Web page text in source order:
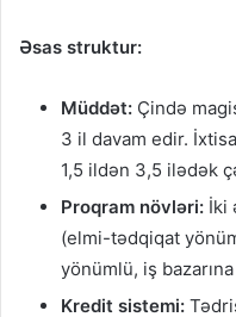
Əsas struktur:
Müddət: Çində
3 il davam edir.
1,5 ildən 3,5 ilədək
Proqram növləri: İki
(elmi-tədqiqat
yönümlü, iş bazarına
Kredit sistemi: